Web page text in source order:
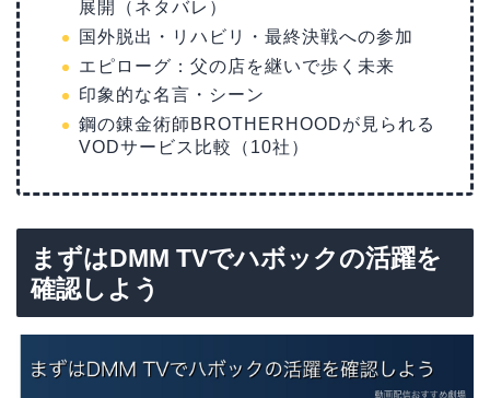
展開（ネタバレ）
国外脱出・リハビリ・最終決戦への参加
エピローグ：父の店を継いで歩く未来
印象的な名言・シーン
鋼の錬金術師BROTHERHOODが見られる
VODサービス比較（10社）
まずはDMM TVでハボックの活躍を
確認しよう